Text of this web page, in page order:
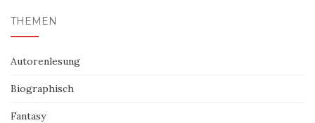
THEMEN
Autorenlesung
Biographisch
Fantasy